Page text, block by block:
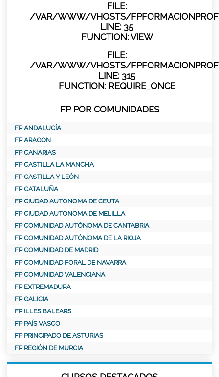
FILE:
/VAR/WWW/VHOSTS/
LINE: 35
FUNCTION: VIEW
FILE:
/VAR/WWW/VHOSTS/
LINE: 315
FUNCTION: REQUIRE_ONCE
FP POR COMUNIDADES
FP ANDALUCÍA
FP ARAGÓN
FP CANARIAS
FP CASTILLA LA MANCHA
FP CASTILLA Y LEÓN
FP CATALUÑA
FP CIUDAD AUTONOMA DE CEUTA
FP CIUDAD AUTONOMA DE MELILLA
FP COMUNIDAD AUTÓNOMA DE CANTABRIA
FP COMUNIDAD AUTÓNOMA DE LA RIOJA
FP COMUNIDAD DE MADRID
FP COMUNIDAD FORAL DE NAVARRA
FP COMUNIDAD VALENCIANA
FP EXTREMADURA
FP GALICIA
FP ILLES BALEARS
FP PAÍS VASCO
FP PRINCIPADO DE ASTURIAS
FP REGIÓN DE MURCIA